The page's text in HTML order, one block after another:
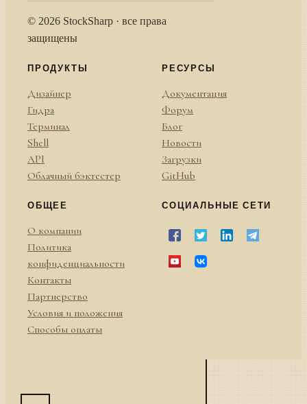
© 2026 StockSharp · все права
защищены
ПРОДУКТЫ
Дизайнер
Гидра
Терминал
Shell
API
Облачный бэктестер
РЕСУРСЫ
Документация
Форум
Блог
Новости
Загрузки
GitHub
ОБЩЕЕ
О компании
Политика
конфиденциальности
Контакты
Партнерство
Условия и положения
Способы оплаты
СОЦИАЛЬНЫЕ СЕТИ